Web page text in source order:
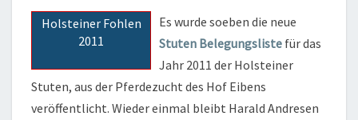
Holsteiner Fohlen
2011
Es wurde soeben die neue
Stuten Belegungsliste für das
Jahr 2011 der Holsteiner
Stuten, aus der Pferdezucht des Hof Eibens
veröffentlicht. Wieder einmal bleibt Harald Andresen